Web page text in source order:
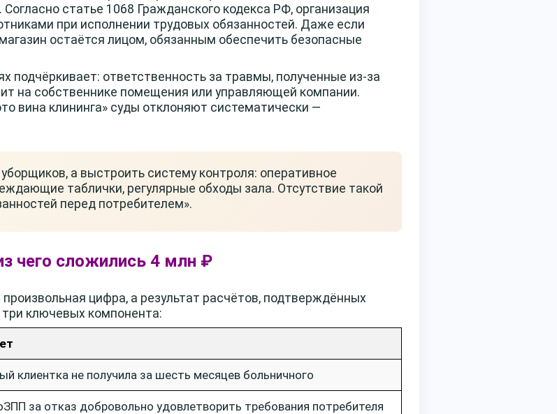
статье 1068 Гражданского кодекса РФ, организация
при исполнении трудовых обязанностей. Даже если
остаётся лицом, обязанным обеспечить безопасные
подчёркивает: ответственность за травмы, полученные из-за
на собственнике помещения или управляющей компании.
вина клининга» суды отклоняют систематически —
а выстроить систему контроля: оперативное
таблички, регулярные обходы зала. Отсутствие такой
перед потребителем».
чего сложились 4 млн ₽
цифра, а результат расчётов, подтверждённых
ключевых компонента:
клиентка не получила за шесть месяцев больничного
за отказ добровольно удовлетворить требования потребителя